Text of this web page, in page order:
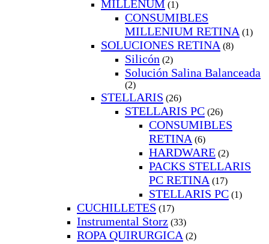
MILLENUM (1)
CONSUMIBLES
MILLENIUM RETINA (1)
SOLUCIONES RETINA (8)
Silicón (2)
Solución Salina Balanceada
(2)
STELLARIS (26)
STELLARIS PC (26)
CONSUMIBLES
RETINA (6)
HARDWARE (2)
PACKS STELLARIS
PC RETINA (17)
STELLARIS PC (1)
CUCHILLETES (17)
Instrumental Storz (33)
ROPA QUIRURGICA (2)